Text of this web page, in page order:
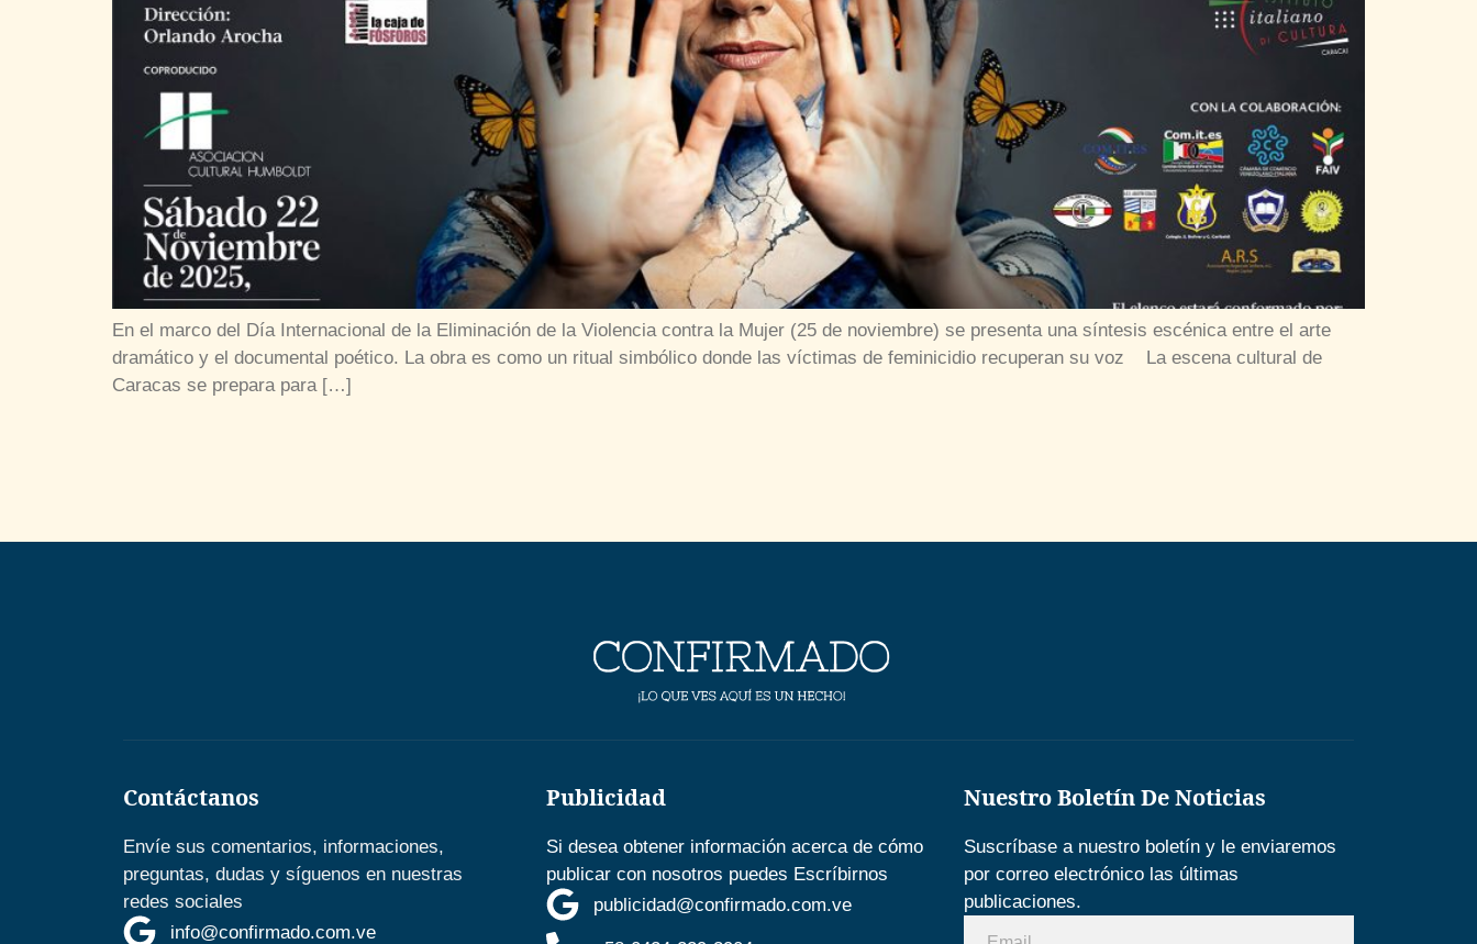
En el marco del Día Internacional de la Eliminación de la Violencia contra la Mujer (25 de noviembre) se presenta una síntesis escénica entre el arte
dramático y el documental poético. La obra es como un ritual simbólico donde las víctimas de feminicidio recuperan su voz La escena cultural de
Caracas se prepara para […]
Contáctanos
Envíe sus comentarios, informaciones,
preguntas, dudas y síguenos en nuestras
redes sociales
info@confirmado.com.ve
Publicidad
Si desea obtener información acerca de cómo
publicar con nosotros puedes Escríbirnos
publicidad@confirmado.com.ve
Nuestro Boletín De Noticias
Suscríbase a nuestro boletín y le enviaremos
por correo electrónico las últimas
publicaciones.